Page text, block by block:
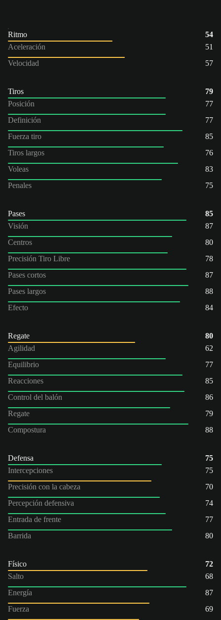
Ritmo
54
Aceleración
51
Velocidad
57
Tiros
79
Posición
77
Definición
77
Fuerza tiro
85
Tiros largos
76
Voleas
83
Penales
75
Pases
85
Visión
87
Centros
80
Precisión Tiro Libre
78
Pases cortos
87
Pases largos
88
Efecto
84
Regate
80
Agilidad
62
Equilibrio
77
Reacciones
85
Control del balón
86
Regate
79
Compostura
88
Defensa
75
Intercepciones
75
Precisión con la cabeza
70
Percepción defensiva
74
Entrada de frente
77
Barrida
80
Físico
72
Salto
68
Energía
87
Fuerza
69